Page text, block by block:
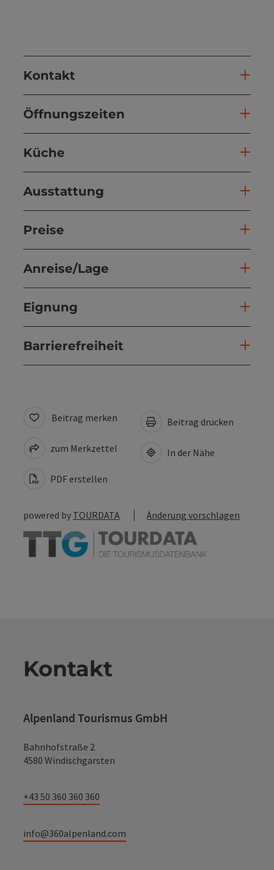
Kontakt
Öffnungszeiten
Küche
Ausstattung
Preise
Anreise/Lage
Eignung
Barrierefreiheit
Beitrag merken
zum Merkzettel
PDF erstellen
Beitrag drucken
In der Nähe
powered by TOURDATA Änderung vorschlagen
Kontakt
Alpenland Tourismus GmbH
Bahnhofstraße 2
4580 Windischgarsten
+43 50 360 360 360
info@360alpenland.com